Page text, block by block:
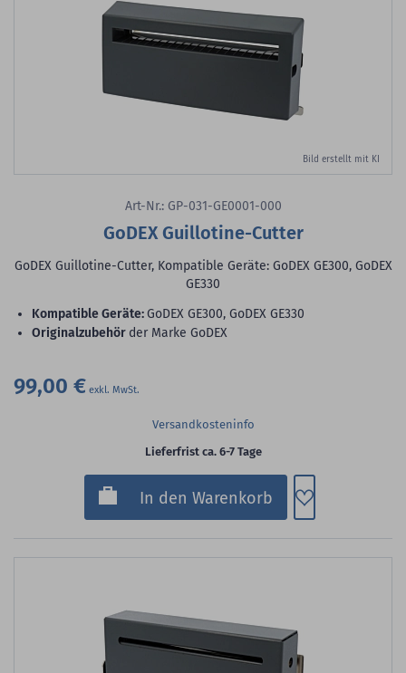
Bild erstellt mit KI
Art-Nr.: GP-031-GE0001-000
GoDEX Guillotine-Cutter
GoDEX Guillotine-Cutter, Kompatible Geräte: GoDEX GE300, GoDEX
GE330
Kompatible Geräte:GoDEX GE300, GoDEX GE330
Originalzubehör der Marke GoDEX
99,00 €
Versandkosteninfo
Lieferfrist ca. 6-7 Tage
In den Warenkorb Zum